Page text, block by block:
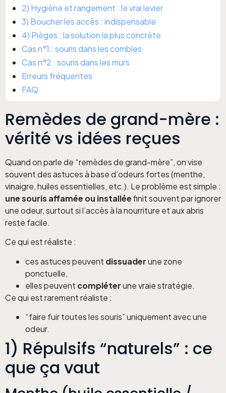
2) Hygiène et rangement : le vrai levier
3) Boucher les accès : indispensable
4) Pièges : la solution la plus concrète
Cas n°1 : souris dans les combles
Cas n°2 : souris dans les murs
Erreurs fréquentes
FAQ
Remèdes de grand-mère :
vérité vs idées reçues
Quand on parle de “remèdes de grand-mère”, on vise
souvent des astuces à base d’odeurs fortes (menthe,
vinaigre, huiles essentielles, etc.). Le problème est simple :
une souris affamée ou installéefinit souvent par ignorer
une odeur, surtout si l’accès à la nourriture et aux abris
reste facile.
Ce qui est réaliste :
ces astuces peuvent dissuaderune zone
ponctuelle,
elles peuvent compléterune vraie stratégie.
Ce qui est rarement réaliste :
“faire fuir toutes les souris” uniquement avec une
odeur.
1) Répulsifs “naturels” : ce
que ça vaut